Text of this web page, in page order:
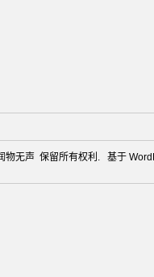
物无声 保留所有权利. 基于